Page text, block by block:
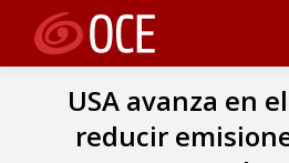
USA avanza en
reducir